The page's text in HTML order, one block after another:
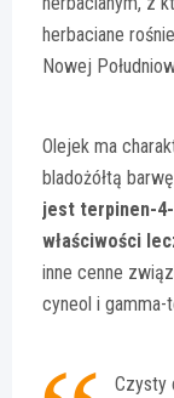
herbaciane
Nowej
Olejek ma
bladożółtą
jest terpinen-
właściwości
inne cenne
cyneol i gamma-
Czysty